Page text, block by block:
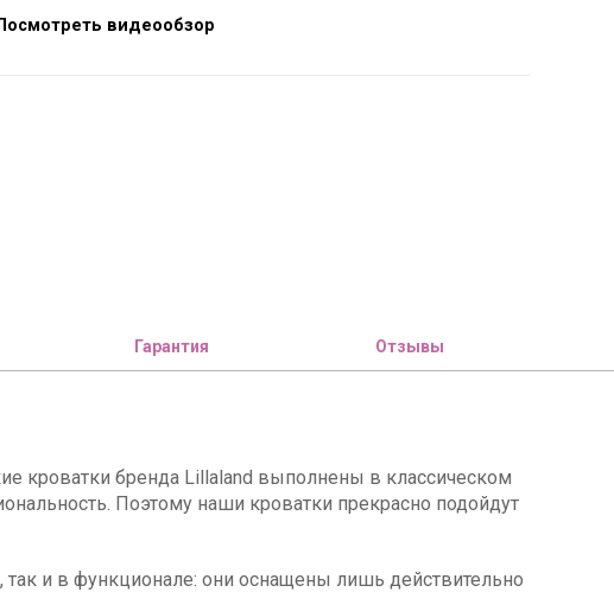
Посмотреть видеообзор
Гарантия Отзывы
кроватки бренда Lillaland выполнены в классическом
Поэтому наши кроватки прекрасно подойдут
и в функционале: они оснащены лишь действительно